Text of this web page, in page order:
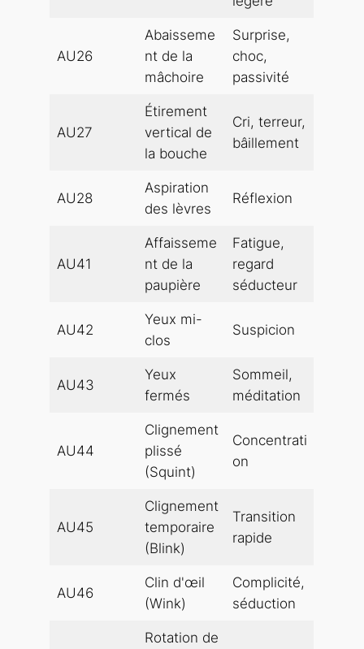
AU26
Abaisseme
nt de la
mâchoire
Surprise,
choc,
passivité
AU27
Étirement
vertical de
la bouche
Cri, terreur,
bâillement
AU28
Aspiration
des lèvres
Réflexion
AU41
Affaisseme
nt de la
paupière
Fatigue,
regard
séducteur
AU42
Yeux mi-
clos
Suspicion
AU43
Yeux
fermés
Sommeil,
méditation
AU44
Clignement
plissé
(Squint)
Concentrati
on
AU45
Clignement
temporaire
(Blink)
Transition
rapide
AU46
Clin d'œil
(Wink)
Complicité,
séduction
Rotation de